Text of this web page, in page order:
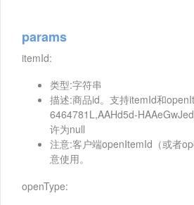
params
itemId:
类型:字符串
描述:商品id。支持itemId和
6464781L,AAHd5d-
许为null
注意:客户端openItemId（或者
意使用。
openType: